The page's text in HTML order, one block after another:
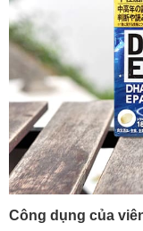
Công dụng của